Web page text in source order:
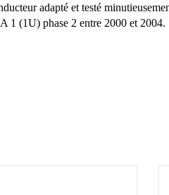
adapté et testé
1 (1U) phase 2 entre 2000 et 2004.